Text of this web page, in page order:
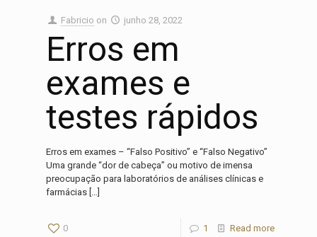
Fabricio on junho 28, 2022
Erros em
exames e
testes rápidos
Erros em exames – “Falso Positivo” e “Falso Negativo”
Uma grande “dor de cabeça” ou motivo de imensa
preocupação para laboratórios de análises clínicas e
farmácias […]
0 1 Read more